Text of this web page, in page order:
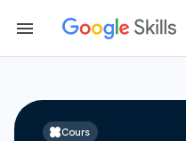
Cours